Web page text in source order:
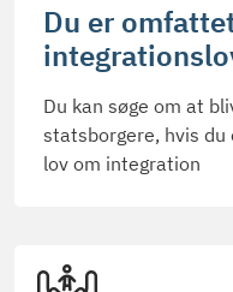
Du er
Du kan søge om at
statsborgere, hvis
lov om integration